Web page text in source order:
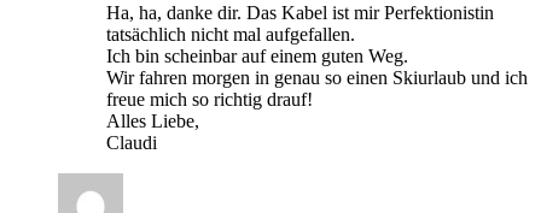
Ha, ha, danke dir. Das Kabel ist mir Perfektionistin
tatsächlich nicht mal aufgefallen.
Ich bin scheinbar auf einem guten Weg.
Wir fahren morgen in genau so einen Skiurlaub und ich
freue mich so richtig drauf!
Alles Liebe,
Claudi